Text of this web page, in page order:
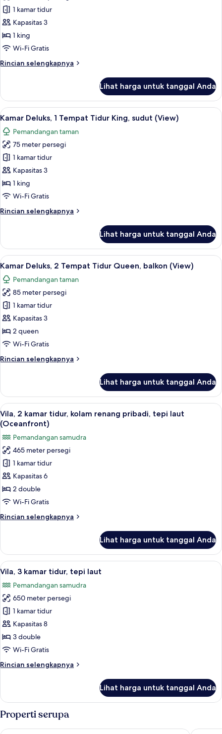
laut
(Balcony)
Vila,
1
kamar
tidur,
tepi
1 kamar tidur
Kapasitas 3
1 king
Wi-Fi Gratis
Rincian selengkapnya
Rincian
Vila,
kamar
balkon,
tepi
laut
(Balcony)
Lihat harga untuk tanggal Anda
Lihat
semua
foto
untuk
Kamar
Deluks,
1
Tempat
King,
Kamar Deluks, 1 Tempat Tidur King,
9
Kamar Deluks, 1 Tempat Tidur King, sudut (View)
Pemandangan taman
75 meter persegi
1 kamar tidur
Kapasitas 3
1 king
Wi-Fi Gratis
Rincian selengkapnya
Rincian
Kamar
Deluks,
1
Tidur
King,
sudut
(View)
Lihat harga untuk tanggal Anda
Lihat
semua
foto
untuk
Kamar
Deluks,
2
Tempat
Queen,
Kamar Deluks, 2 Tempat Tidur
6
Kamar Deluks, 2 Tempat Tidur Queen, balkon (View)
Pemandangan taman
85 meter persegi
1 kamar tidur
Kapasitas 3
2 queen
Wi-Fi Gratis
Rincian selengkapnya
Rincian
Kamar
Deluks,
2
Tempat
Tidur
Queen,
balkon
(View)
Lihat harga untuk tanggal Anda
Lihat
semua
foto
untuk
Vila,
2
kamar
tidur,
kolam
pribadi,
(Oceanfront)
Vila, 2 kamar tidur, kolam renang
12
Vila, 2 kamar tidur, kolam renang pribadi, tepi laut
(Oceanfront)
Pemandangan samudra
465 meter persegi
1 kamar tidur
Kapasitas 6
2 double
Wi-Fi Gratis
Rincian selengkapnya
Rincian
Vila,
kamar
kolam
renang
pribadi,
tepi
laut
(Oceanfront)
Lihat harga untuk tanggal Anda
Lihat
semua
foto
untuk
Vila,
3
kamar
tidur,
laut
Vila, 3 kamar tidur, tepi laut | 1
17
Vila, 3 kamar tidur, tepi laut
Pemandangan samudra
650 meter persegi
1 kamar tidur
Kapasitas 8
3 double
Wi-Fi Gratis
Rincian selengkapnya
Rincian
Vila,
kamar
Lihat harga untuk tanggal Anda
Properti serupa